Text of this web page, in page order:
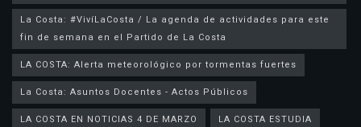
La Costa: #VivíLaCosta / La agenda de actividades para este
fin de semana en el Partido de La Costa
LA COSTA: Alerta meteorológico por tormentas fuertes
La Costa: Asuntos Docentes - Actos Públicos
LA COSTA EN NOTICIAS 4 DE MARZO
LA COSTA ESTUDIA